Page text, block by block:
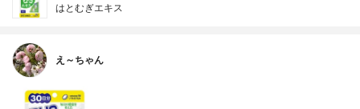
はとむぎエキス
え～ちゃん